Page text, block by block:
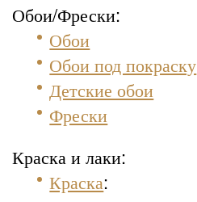
Обои/Фрески:
Обои
Обои под покраску
Детские обои
Фрески
Краска и лаки:
Краска: